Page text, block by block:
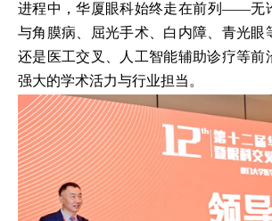
进程中，华厦眼科始终走在前列——无
与角膜病、屈光手术、白内障、青光眼
还是医工交叉、人工智能辅助诊疗等前
强大的学术活力与行业担当。